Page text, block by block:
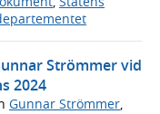
Strömmer vid
2024
Gunnar Strömmer,